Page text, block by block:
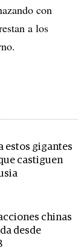
con
a los
estos gigantes
castiguen
chinas
desde